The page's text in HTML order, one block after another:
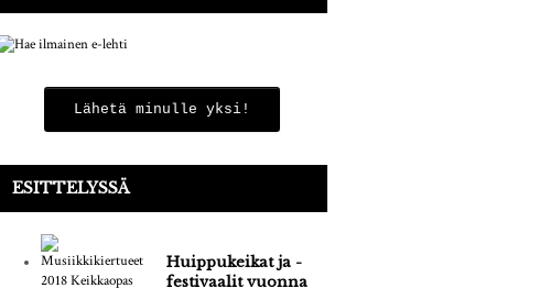
Lähetä minulle yksi!
ESITTELYSSÄ
Huippukeikat ja -
festivaalit vuonna